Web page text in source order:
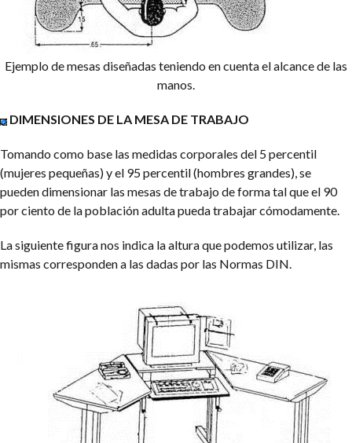
Ejemplo de mesas diseñadas teniendo en cuenta el alcance de las
manos.
DIMENSIONES DE LA MESA DE TRABAJO
Tomando como base las medidas corporales del 5 percentil
(mujeres pequeñas) y el 95 percentil (hombres grandes), se
pueden dimensionar las mesas de trabajo de forma tal que el 90
por ciento de la población adulta pueda trabajar cómodamente.
La siguiente figura nos indica la altura que podemos utilizar, las
mismas corresponden a las dadas por las Normas DIN.